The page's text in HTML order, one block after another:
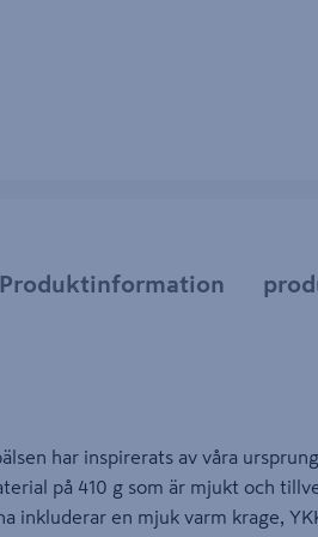
Produktinformation
har inspirerats av våra
på 410 g som är mjukt och
inkluderar en mjuk varm krage,